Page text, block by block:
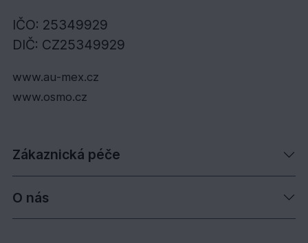
IČO: 25349929
DIČ: CZ25349929
www.au-mex.cz
www.osmo.cz
Zákaznická péče
O nás